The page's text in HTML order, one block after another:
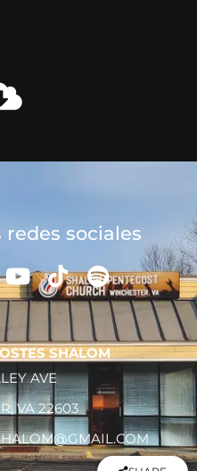
redes sociales
SHALOM
AVE
VA 22603